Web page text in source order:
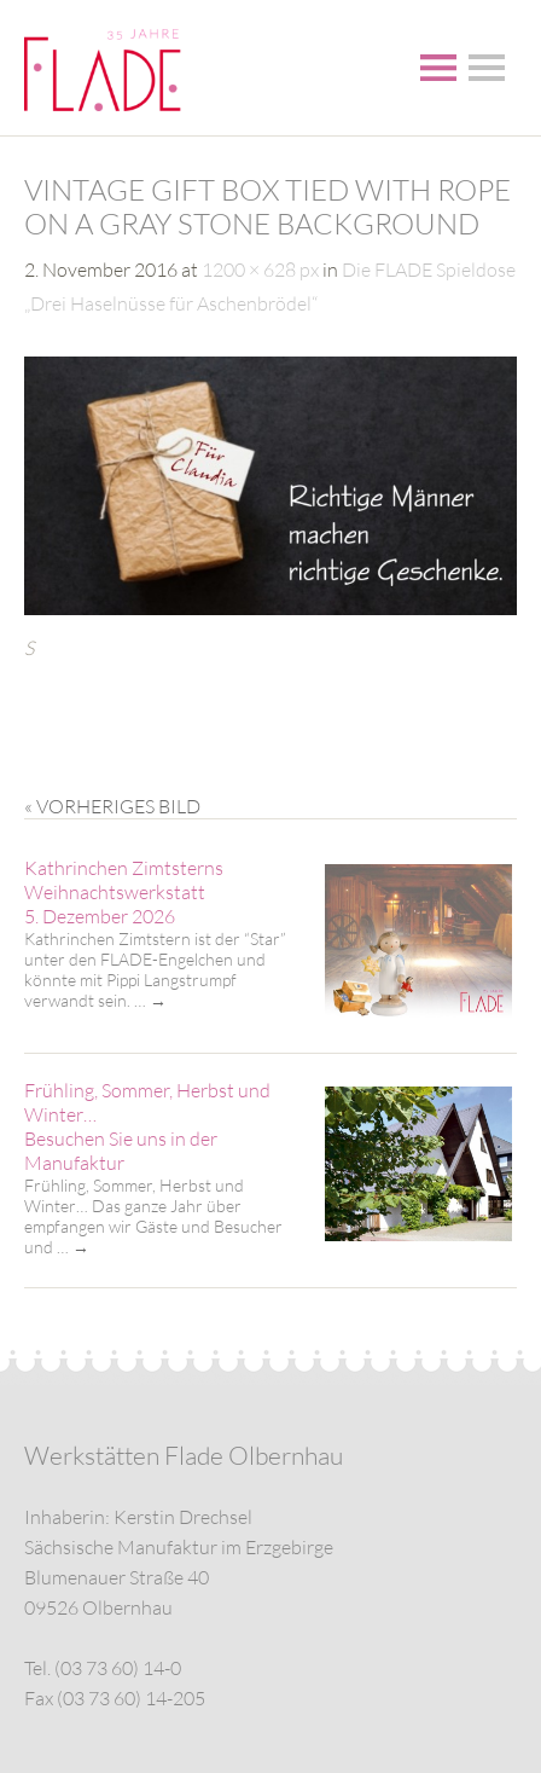
VINTAGE GIFT BOX TIED WITH ROPE
ON A GRAY STONE BACKGROUND
2. November 2016 at 1200 × 628 px in Die FLADE Spieldose
„Drei Haselnüsse für Aschenbrödel“
S
« VORHERIGES BILD
Kathrinchen Zimtsterns
Weihnachtswerkstatt
5. Dezember 2026
Kathrinchen Zimtstern ist der “Star”
unter den FLADE-Engelchen und
könnte mit Pippi Langstrumpf
verwandt sein. …
→
Frühling, Sommer, Herbst und
Winter…
Besuchen Sie uns in der
Manufaktur
Frühling, Sommer, Herbst und
Winter… Das ganze Jahr über
empfangen wir Gäste und Besucher
und …
→
Werkstätten Flade Olbernhau
Inhaberin: Kerstin Drechsel
Sächsische Manufaktur im Erzgebirge
Blumenauer Straße 40
09526 Olbernhau
Tel. (03 73 60) 14-0
Fax (03 73 60) 14-205